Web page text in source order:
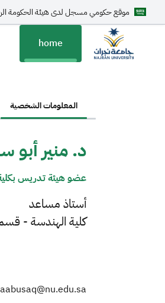
موقع حكومي مسجل لدى هيئة الحكومة
home
المعلومات الشخصية
د. منير أبو
عضو هيئة تدريس
أستاذ مساعد
كلية الهندسة - قسم